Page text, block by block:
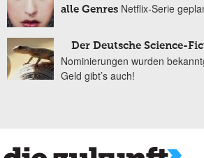
alle Genres Netflix-Serie
Der Deutsche Science-
Nominierungen wurden
Geld gibt’s auch!